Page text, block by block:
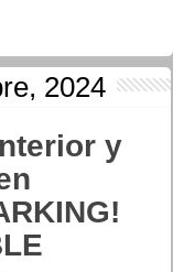
2024
y